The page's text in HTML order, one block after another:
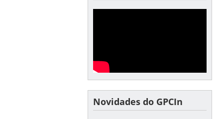
Novidades do GPCIn